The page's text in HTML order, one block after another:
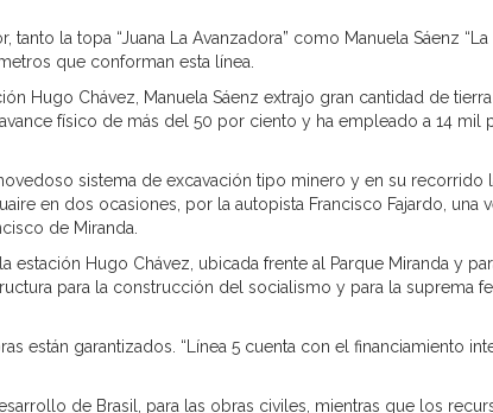
la topa “Juana La Avanzadora” como Manuela Sáenz “La
que conforman esta línea.
Hugo Chávez, Manuela Sáenz extrajo gran cantidad de
físico de más del 50 por ciento y ha empleado a 14 mil
sistema de excavación tipo minero y en su recorrido
en dos ocasiones, por la autopista Francisco Fajardo, una
de Miranda.
estación Hugo Chávez, ubicada frente al Parque Miranda y
para la construcción del socialismo y para la suprema
están garantizados. “Línea 5 cuenta con el financiamiento
de Brasil, para las obras civiles, mientras que los